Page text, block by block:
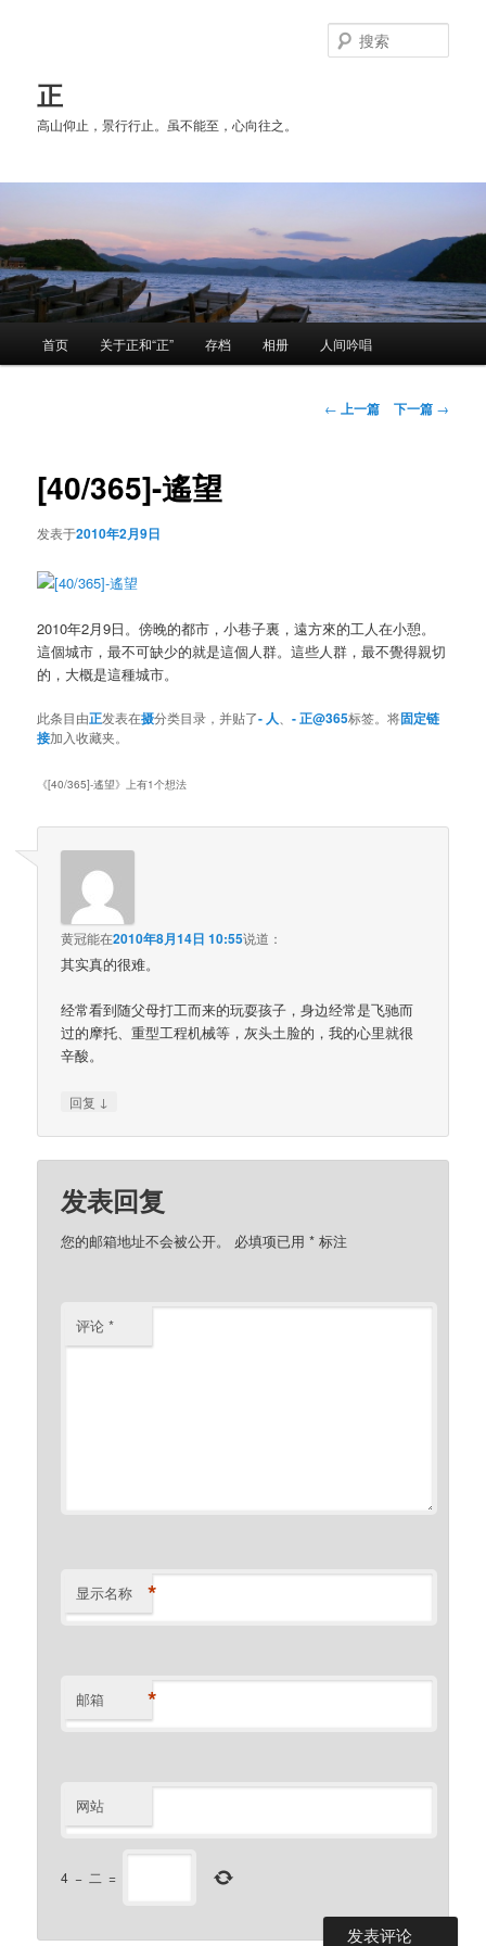
正
高山仰止，景行行止。虽不能至，心向往之。
索
首页 关于正和“正” 存档 相册 人间吟唱
文
← 上一篇 下一篇 →
[40/365]-遙望
发表于2010年2月9日
2010年2月9日。傍晚的都市，小巷子裏，遠方來的工人在小憩。
這個城市，最不可缺少的就是這個人群。這些人群，最不覺得親切
的，大概是這種城市。
此条目由正发表在摄分类目录，并贴了- 人 、- 正@365标签。将固定链
接加入收藏夹。
《[40/365]-遙望》上有1个想法
黄冠能在2010年8月14日 10:55说道：
其实真的很难。
经常看到随父母打工而来的玩耍孩子，身边经常是飞驰而
过的摩托、重型工程机械等，灰头土脸的，我的心里就很
辛酸。
回复 ↓
发表回复
您的邮箱地址不会被公开。 必填项已用* 标注
评论*
显示名称 *
邮箱 *
网站
4 − 二 =